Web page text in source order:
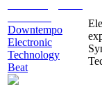
Downtempo
Electronic
Technology
Beat